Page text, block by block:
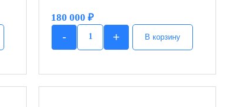
180 000₽
Quantity
- + В корзину